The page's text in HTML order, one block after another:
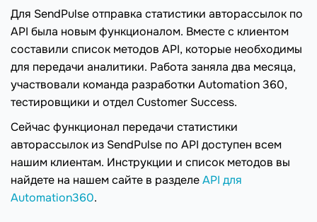
Для SendPulse отправка статистики авторассылок по
API была новым функционалом. Вместе с клиентом
составили список методов API, которые необходимы
для передачи аналитики. Работа заняла два месяца,
участвовали команда разработки Automation 360,
тестировщики и отдел Customer Success.
Сейчас функционал передачи статистики
авторассылок из SendPulse по API доступен всем
нашим клиентам. Инструкции и список методов вы
найдете на нашем сайте в разделеAPI для
Automation360.